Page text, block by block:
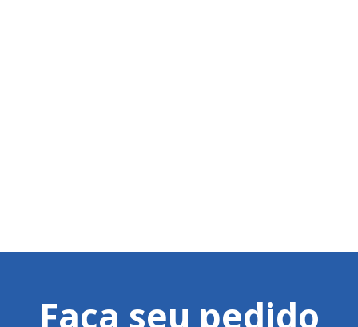
Faça seu pedido